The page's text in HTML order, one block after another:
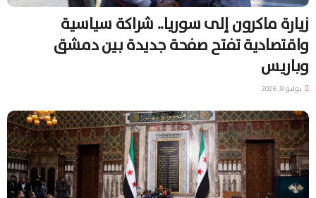
زيارة ماكرون إلى سوريا.. شراكة سياسية
واقتصادية تفتح صفحة جديدة بين دمشق
وباريس
يوليو 9, 2026